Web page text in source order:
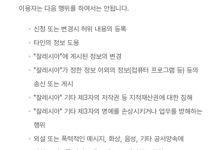
이용자는 다음 행위를 하여서는 안됩니다.
신청 또는 변경시 허위 내용의 등록
타인의 정보 도용
"잘레시아"에 게시된 정보의 변경
"잘레시아"가 정한 정보 이외의 정보(컴퓨터 프로그램 등) 등의
송신 또는 게시
"잘레시아" 기타 제3자의 저작권 등 지적재산권에 대한 침해
"잘레시아" 기타 제3자의 명예를 손상시키거나 업무를 방해하는
행위
외설 또는 폭력적인 메시지, 화상, 음성, 기타 공서양속에